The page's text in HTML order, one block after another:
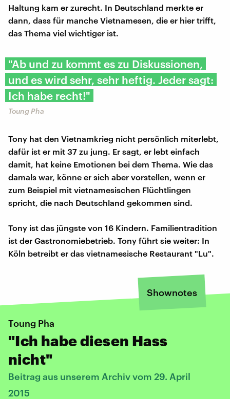
Haltung kam er zurecht. In Deutschland merkte er
dann, dass für manche Vietnamesen, die er hier trifft,
das Thema viel wichtiger ist.
"Ab und zu kommt es zu Diskussionen,
und es wird sehr, sehr heftig. Jeder sagt:
Ich habe recht!"
Toung Pha
Tony hat den Vietnamkrieg nicht persönlich miterlebt,
dafür ist er mit 37 zu jung. Er sagt, er lebt einfach
damit, hat keine Emotionen bei dem Thema. Wie das
damals war, könne er sich aber vorstellen, wenn er
zum Beispiel mit vietnamesischen Flüchtlingen
spricht, die nach Deutschland gekommen sind.
Tony ist das jüngste von 16 Kindern. Familientradition
ist der Gastronomiebetrieb. Tony führt sie weiter: In
Köln betreibt er das vietnamesische Restaurant "Lu".
Shownotes
Toung Pha
"Ich habe diesen Hass
nicht"
Beitrag aus unserem Archiv vom 29. April
2015